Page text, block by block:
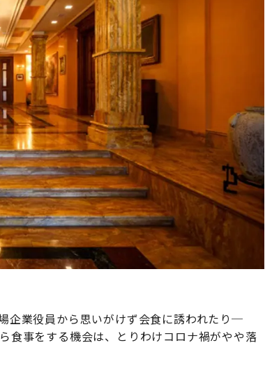
企業役員から思いがけず会食に誘われたり─
事をする機会は、とりわけコロナ禍がやや落